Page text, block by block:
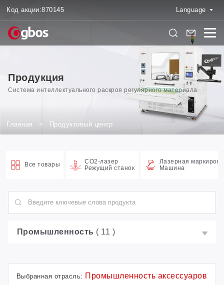
Код акции:870145 Language
Продукция
Система интеллектуального раскроя регулярного материала
Главная > Продуктовый центр
Все товары
CO2-лазер
Режущий станок
Лазерная
Машина
Выбранная отрасль: Промышленность аксессуаров
Промышленность ( 11 )